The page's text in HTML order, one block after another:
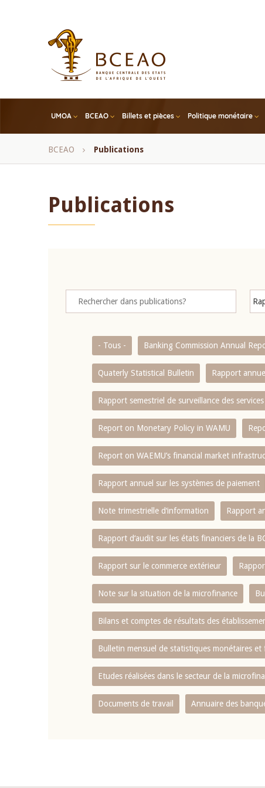
UMOA BCEAO Billets et pièces Politique monétaire
Fil
BCEAO Publications
Publications
- Tous - Banking Commission Annual
Quaterly Statistical Bulletin Rapport
Rapport semestriel de surveillance des
Report on Monetary Policy in WAMU
Report on WAEMU’s financial market
Rapport annuel sur les systèmes de paiement
Note trimestrielle d‘information Rapport
Rapport d‘audit sur les états financiers de la
Rapport sur le commerce extérieur
Note sur la situation de la microfinance
Bilans et comptes de résultats des
Bulletin mensuel de statistiques monétaires et
Etudes réalisées dans le secteur de la
Documents de travail Annuaire des